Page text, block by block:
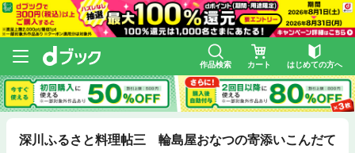
作品検索 カート はじめての方へ
深川ふるさと料理帖三 輪島屋おなつの寄添いこんだて